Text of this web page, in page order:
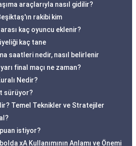
araçlarıyla nasıl gidilir?
rakibi kim
kaç oyuncu eklenir?
kaç tane
saatleri nedir, nasıl belirlenir
final maçı ne zaman?
Nedir?
sürüyor?
Temel Teknikler ve Stratejiler
istiyor?
xA Kullanımının Anlamı ve Önemi